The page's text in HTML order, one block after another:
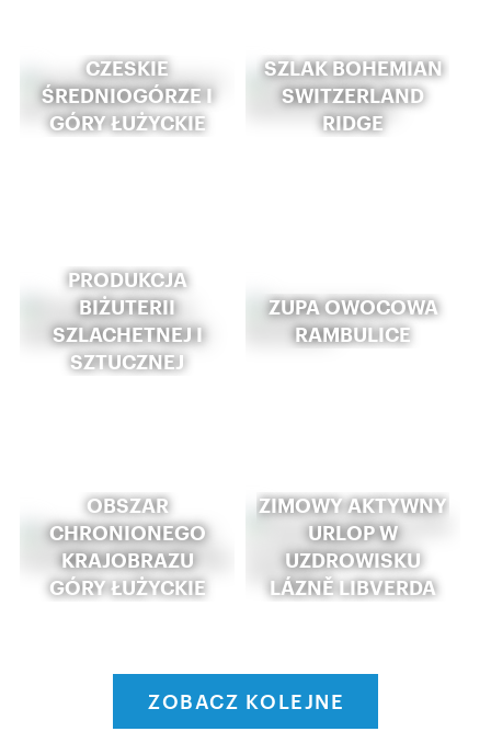
CZESKIE
ŚREDNIOGÓRZE I
GÓRY ŁUŻYCKIE
SZLAK BOHEMIAN
SWITZERLAND
RIDGE
PRODUKCJA
BIŻUTERII
SZLACHETNEJ I
SZTUCZNEJ
ZUPA OWOCOWA
RAMBULICE
OBSZAR
CHRONIONEGO
KRAJOBRAZU
GÓRY ŁUŻYCKIE
ZIMOWY AKTYWNY
URLOP W
UZDROWISKU
LÁZNĚ LIBVERDA
ZOBACZ KOLEJNE